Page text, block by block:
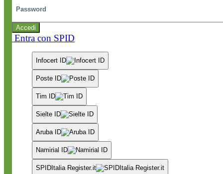
Accedi
Entra con SPID
Infocert ID
Poste ID
Tim ID
Sielte ID
Aruba ID
Namirial ID
SPIDItalia Register.it